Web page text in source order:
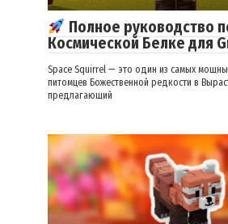
Полное руководство
Космической Белке для
Space Squirrel — это один из самых
питомцев Божественной редкости в
предлагающий